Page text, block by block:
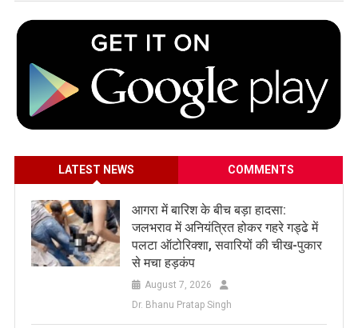
LATEST NEWS COMMENTS
आगरा में बारिश के बीच बड़ा हादसा:
जलभराव में अनियंत्रित होकर गहरे गड्ढे में
पलटा ऑटोरिक्शा, सवारियों की चीख-पुकार
से मचा हड़कंप
August 7, 2026
Dr. Bhanu Pratap Singh